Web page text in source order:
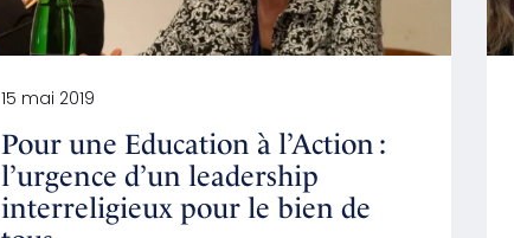
15 mai 2019
Pour une Education à l’Action :
l’urgence d’un leadership
interreligieux pour le bien de